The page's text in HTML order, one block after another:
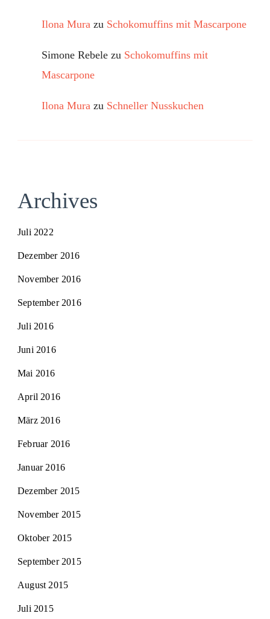
Ilona Mura zu Schokomuffins mit Mascarpone
Simone Rebele zu Schokomuffins mit
Mascarpone
Ilona Mura zu Schneller Nusskuchen
Archives
Juli 2022
Dezember 2016
November 2016
September 2016
Juli 2016
Juni 2016
Mai 2016
April 2016
März 2016
Februar 2016
Januar 2016
Dezember 2015
November 2015
Oktober 2015
September 2015
August 2015
Juli 2015